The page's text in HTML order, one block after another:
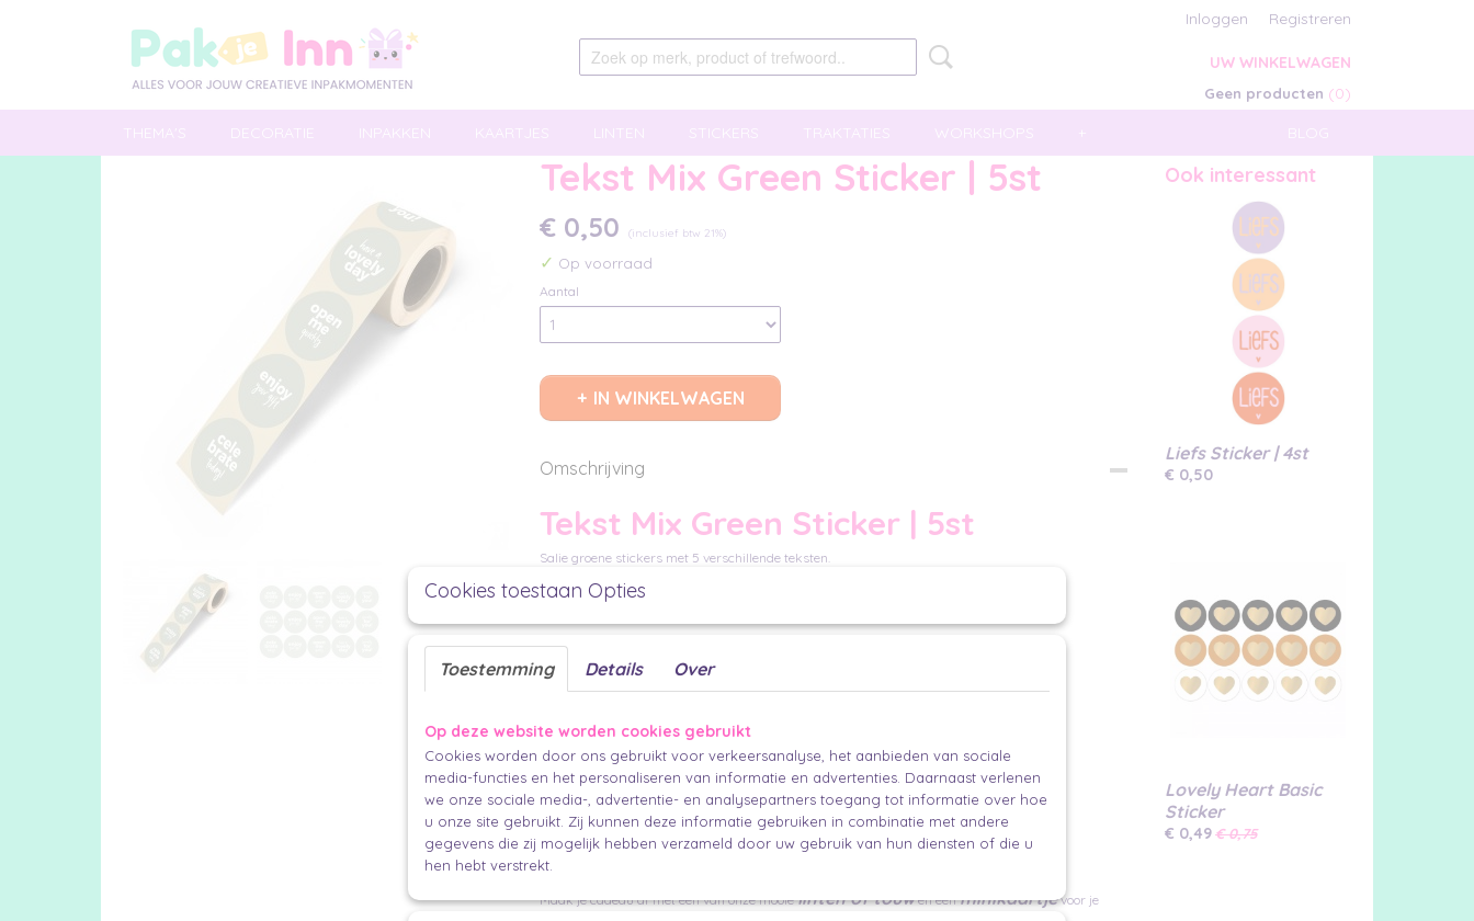
Inloggen Registreren
UW WINKELWAGEN
Geen producten (0)
BLOG
THEMA'S DECORATIE INPAKKEN KAARTJES LINTEN STICKERS TRAKTATIES WORKSHOPS +
Tekst Mix Green Sticker | 5st
€ 0,50 (inclusief btw 21%)
✓ Op voorraad
Aantal
IN WINKELWAGEN
Omschrijving
Tekst Mix Green Sticker | 5st
Salie groene stickers met 5 verschillende teksten.
per 5 stuks
Deze sticker kan je gebruiken om
Jecadeau papiervast te zetten
LIntenvast te maken
Maar je kan hem natuurlijk ook op een mooi plekje op je pakje plakken
MIx en match totdat jij tevreden bent met het resultaat
De 'finishing touch'
Maak je cadeau af met een van onze mooielinten of touwen eenminikaartjevoor je
Ook interessant
Liefs Sticker | 4st
€ 0,50
Lovely Heart Basic
Sticker
€ 0,49€ 0,75
Cookies toestaan Opties
Toestemming Details Over
Op deze website worden cookies gebruikt
Cookies worden door ons gebruikt voor verkeersanalyse, het aanbieden van sociale
media-functies en het personaliseren van informatie en advertenties. Daarnaast verlenen
we onze sociale media-, advertentie- en analysepartners toegang tot informatie over hoe
u onze site gebruikt. Zij kunnen deze informatie gebruiken in combinatie met andere
gegevens die zij mogelijk hebben verzameld door uw gebruik van hun diensten of die u
hen hebt verstrekt.